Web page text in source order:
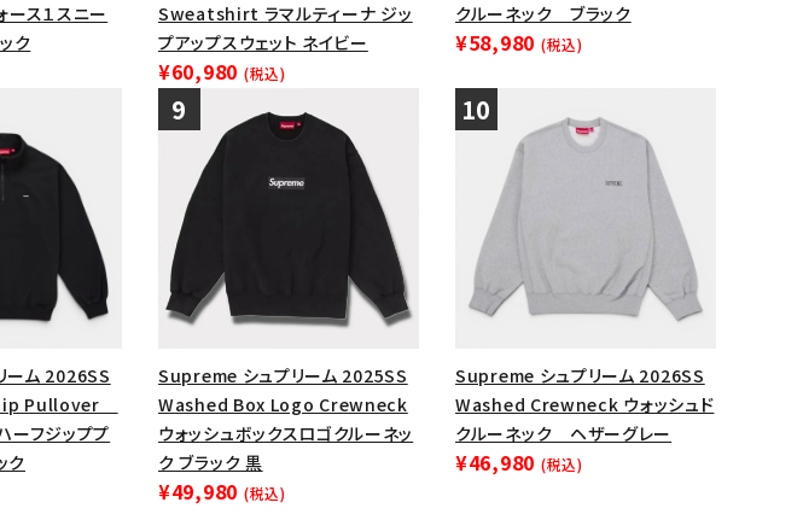
ース１スニー
ク
Sweatshirt ラマルティーナ ジッ
プアップスウェット ネイビー
¥60,980 (税込)
クルーネック ブラック
¥58,980 (税込)
ーム 2026SS
Pullover
ーフジッププ
ク
Supreme シュプリーム 2025SS
Washed Box Logo Crewneck
ウォッシュボックスロゴクルーネッ
ク ブラック 黒
¥49,980 (税込)
Supreme シュプリーム 2026SS
Washed Crewneck ウォッシュド
クルーネック ヘザーグレー
¥46,980 (税込)